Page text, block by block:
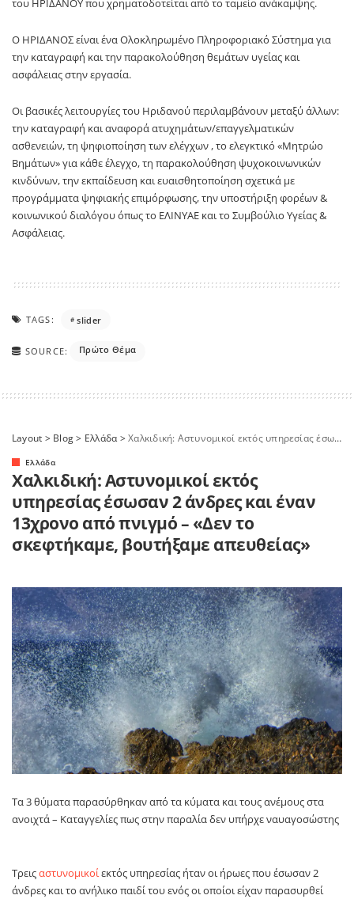
του ΗΡΙΔΑΝΟΥ που χρηματοδοτείται από το ταμείο ανάκαμψης.
Ο ΗΡΙΔΑΝΟΣ είναι ένα Ολοκληρωμένο Πληροφοριακό Σύστημα για
την καταγραφή και την παρακολούθηση θεμάτων υγείας και
ασφάλειας στην εργασία.
Οι βασικές λειτουργίες του Ηριδανού περιλαμβάνουν μεταξύ άλλων:
την καταγραφή και αναφορά ατυχημάτων/επαγγελματικών
ασθενειών, τη ψηφιοποίηση των ελέγχων , το ελεγκτικό «Μητρώο
Βημάτων» για κάθε έλεγχο, τη παρακολούθηση ψυχοκοινωνικών
κινδύνων, την εκπαίδευση και ευαισθητοποίηση σχετικά με
προγράμματα ψηφιακής επιμόρφωσης, την υποστήριξη φορέων &
κοινωνικού διαλόγου όπως το ΕΛΙΝΥΑΕ και το Συμβούλιο Υγείας &
Ασφάλειας.
TAGS: slider
SOURCE: Πρώτο Θέμα
Layout > Blog> Ελλάδα>Χαλκιδική: Αστυνομικοί εκτός υπηρεσίας έσωσαν 2 άνδρες και έναν 13χρονο από πνιγμό – «Δεν το σκεφτήκαμε, βουτήξαμε απευθείας»
Ελλάδα
Χαλκιδική: Αστυνομικοί εκτός
υπηρεσίας έσωσαν 2 άνδρες και έναν
13χρονο από πνιγμό – «Δεν το
σκεφτήκαμε, βουτήξαμε απευθείας»
Τα 3 θύματα παρασύρθηκαν από τα κύματα και τους ανέμους στα
ανοιχτά – Καταγγελίες πως στην παραλία δεν υπήρχε ναυαγοσώστης
Τρειςαστυνομικοί εκτός υπηρεσίας ήταν οι ήρωες που έσωσαν 2
άνδρες και το ανήλικο παιδί του ενός οι οποίοι είχαν παρασυρθεί